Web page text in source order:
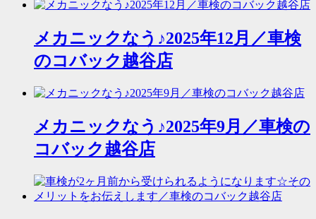
メカニックなう♪2025年12月／車検
のコバック越谷店
メカニックなう♪2025年9月／車検の
コバック越谷店